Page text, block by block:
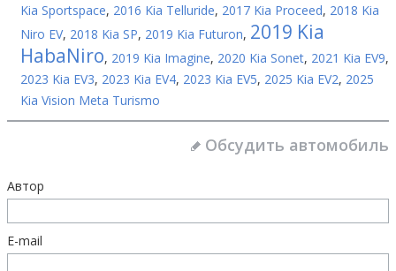
Kia Sportspace, 2016 Kia Telluride, 2017 Kia Proceed, 2018 Kia
Niro EV, 2018 Kia SP, 2019 Kia Futuron, 2019 Kia
HabaNiro, 2019 Kia Imagine, 2020 Kia Sonet, 2021 Kia EV9,
2023 Kia EV3, 2023 Kia EV4, 2023 Kia EV5, 2025 Kia EV2, 2025
Kia Vision Meta Turismo
Обсудить автомобиль
Автор
E-mail